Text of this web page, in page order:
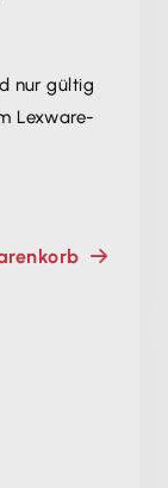
nur gültig
Lexware-